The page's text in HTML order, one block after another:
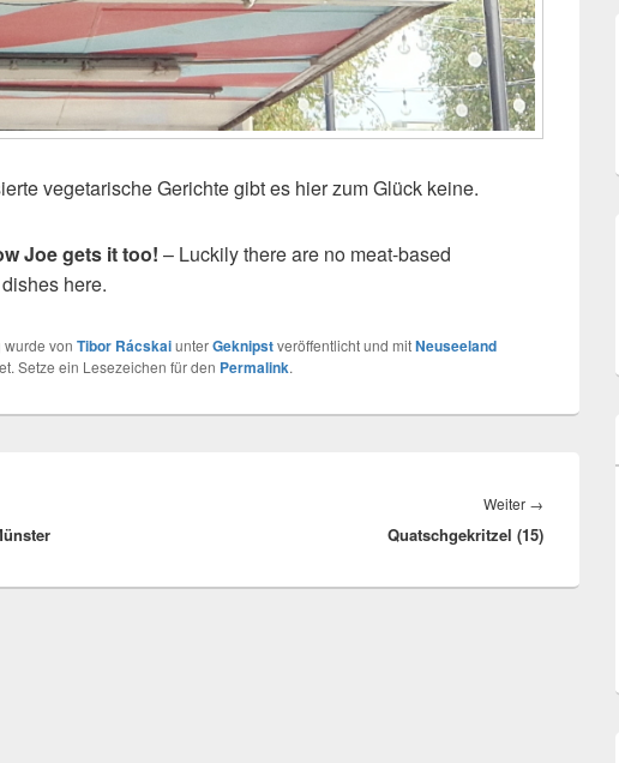
vegetarische Gerichte gibt es hier zum Glück keine.
Joe gets it too! – Luckily there are no meat-based
here.
wurde von Tibor RácskaiunterGeknipstveröffentlicht und mitNeuseeland
Setze ein Lesezeichen für den Permalink.
Weiter →
Beitrag:
Quatschgekritzel (15)